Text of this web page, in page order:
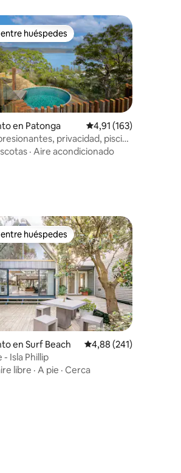
de 5. 190 evaluaciones
huéspedes
huéspedes
en Patonga Calificación promedio:
4,91 (163)
privacidad, piscina
y sauna
· Aire acondicionado
de 5. 178 evaluaciones
huéspedes
huéspedes
en Surf Beach Calificación promedio:
4,88 (241)
- Isla Phillip
libre · A pie · Cerca